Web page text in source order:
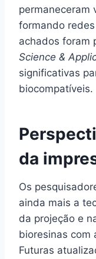
permaneceram
formando
achados foram
Science &
significativas
biocompatíveis.
da
Os
ainda mais a
da projeção e
bioresinas com
Futuras